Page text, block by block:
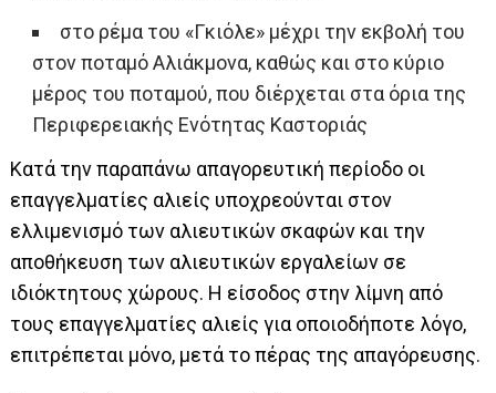
στο ρέμα του «Γκιόλε» μέχρι την εκβολή του
στον ποταμό Αλιάκμονα, καθώς και στο κύριο
μέρος του ποταμού, που διέρχεται στα όρια της
Περιφερειακής Ενότητας Καστοριάς
Κατά την παραπάνω απαγορευτική περίοδο οι
επαγγελματίες αλιείς υποχρεούνται στον
ελλιμενισμό των αλιευτικών σκαφών και την
αποθήκευση των αλιευτικών εργαλείων σε
ιδιόκτητους χώρους. H είσοδος στην λίμνη από
τους επαγγελματίες αλιείς για οποιοδήποτε λόγο,
επιτρέπεται μόνο, μετά το πέρας της απαγόρευσης.